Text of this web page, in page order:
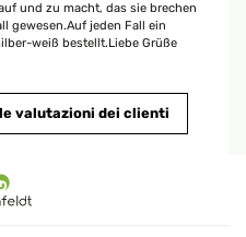
und zu macht, das sie brechen
gewesen.Auf jeden Fall ein
weiß bestellt.Liebe Grüße
valutazioni dei clienti